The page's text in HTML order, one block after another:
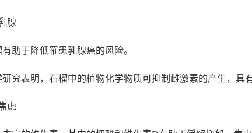
腺
助于降低罹患乳腺癌的风险。
究表明，石榴中的植物化学物质可抑制雌激素的产生，具
虑